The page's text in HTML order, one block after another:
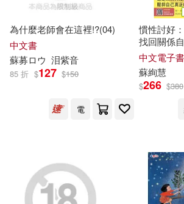
（法）安東尼·德·聖埃克蘇佩里(22)
MAXING(21) 何秋光(21)
楊力(21)
天津人民出版社(122)
上海譯文出版社(121)
中國科學技術出版社(121)
江蘇美術出版社(121)
為什麼老師會在這裡!?(04)
中文書
蘇募ロウ 泪紫音
85 折 $127 $150
電
慣性討好
找回關係
子書)
中文電子書
蘇絢慧
$266 $380